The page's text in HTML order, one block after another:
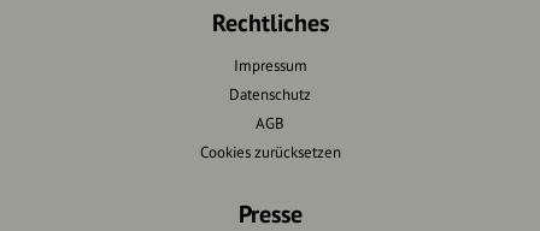
Rechtliches
Impressum
Datenschutz
AGB
Cookies zurücksetzen
Presse